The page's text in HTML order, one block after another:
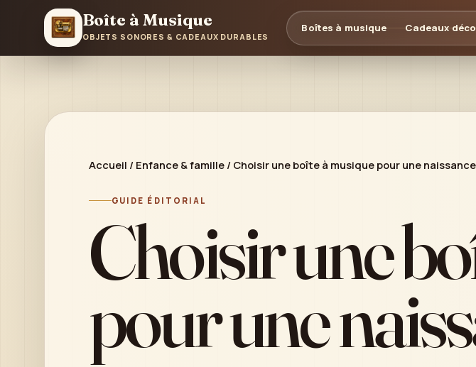
Boîte à Musique
OBJETS SONORES & CADEAUX DURABLES
Boîtes à musique Cadeaux déco
Accueil / Enfance & famille / Choisir une boîte à musique pour une naissance
GUIDE ÉDITORIAL
Choisir une
pour une